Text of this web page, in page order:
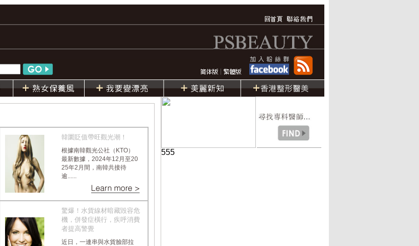
韓圜貶值帶旺觀光潮！
根據南韓觀光公社（KTO）
最新數據，2024年12月至20
25年2月間，南韓共接待
逾......
驚爆！水貨線材暗藏毀容危
機，併發症橫行，疾呼消費
者提高警覺
近日，一連串與水貨臉部拉
555